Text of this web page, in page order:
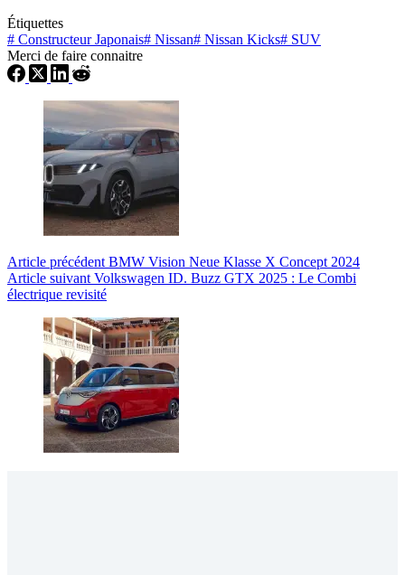
Étiquettes
# Constructeur Japonais# Nissan# Nissan Kicks# SUV
Merci de faire connaitre
Article précédent BMW Vision Neue Klasse X Concept 2024
Article suivant Volkswagen ID. Buzz GTX 2025 : Le Combi
électrique revisité